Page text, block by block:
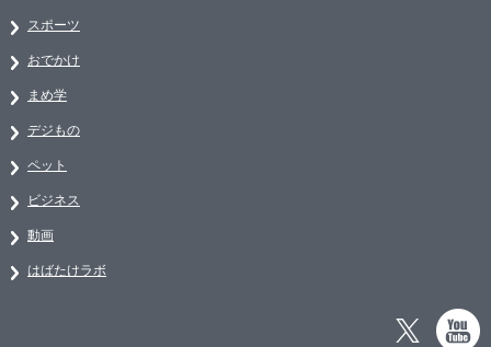
スポーツ
おでかけ
まめ学
デジもの
ペット
ビジネス
動画
はばたけラボ